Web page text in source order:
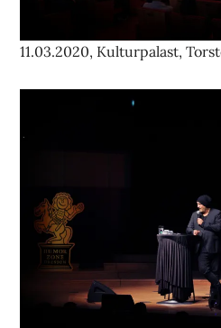
11.03.2020, Kulturpalast,